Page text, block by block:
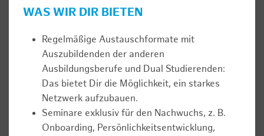
WAS WIR DIR BIETEN
Regelmäßige Austauschformate mit
Auszubildenden der anderen
Ausbildungsberufe und Dual Studierenden:
Das bietet Dir die Möglichkeit, ein starkes
Netzwerk aufzubauen.
Seminare exklusiv für den Nachwuchs, z. B.
Onboarding, Persönlichkeitsentwicklung,